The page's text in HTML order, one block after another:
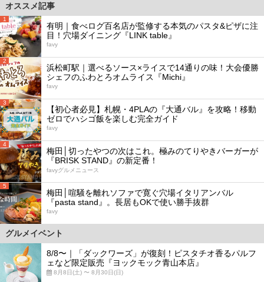
オススメ記事
1
有明｜食べログ百名店が監修する本気のパスタ&ピザに注
目！穴場ダイニング『LINK table』
favy
2
浜松町駅｜選べるソース×ライスで14通りの味！大会優勝
シェフのふわとろオムライス『Michi』
favy
3
【初心者必見】札幌・4PLAの『大通バル』を攻略！移動
ゼロでハシゴ飯を楽しむ完全ガイド
favy
4
梅田│切ったやつの次はこれ。極みのてりやきバーガーが
『BRISK STAND』の新定番！
favyグルメニュース
5
梅田│喧騒を離れソファで寛ぐ穴場イタリアンバル
『pasta stand』。長居もOKで使い勝手抜群
favy
グルメイベント
8/8〜｜「ダックワーズ」が復刻！ピスタチオ香るパルフ
ェなど限定販売『ヨックモック青山本店』
8月8日(土) 〜 8月30日(日)